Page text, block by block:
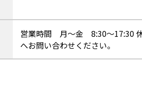
営業時間 月～金 8:30～
へお問い合わせください。